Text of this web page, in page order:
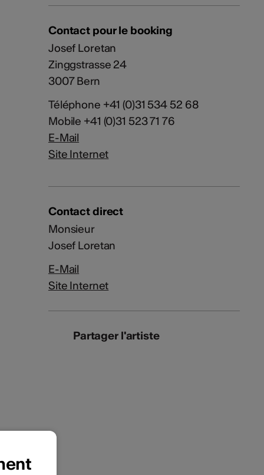
Contact pour le booking
Josef Loretan
Zinggstrasse 24
3007 Bern
Téléphone +41 (0)31 534 52 68
Mobile +41 (0)31 523 71 76
E-Mail
Site Internet
Contact direct
Monsieur
Josef Loretan
E-Mail
Site Internet
Partager l'artiste